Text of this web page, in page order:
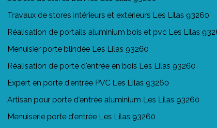
Travaux de stores intérieurs et extérieurs Les Lilas 93260
Réalisation de portails aluminium bois et pvc Les Lilas
Menuisier porte blindée Les Lilas 93260
Réalisation de porte d'entrée en bois Les Lilas 93260
Expert en porte d'entrée PVC Les Lilas 93260
Artisan pour porte d'entrée aluminium Les Lilas 93260
Menuiserie porte d'entrée Les Lilas 93260